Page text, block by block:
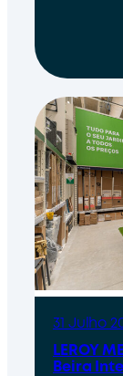
31 Julho
LEROY
Beira